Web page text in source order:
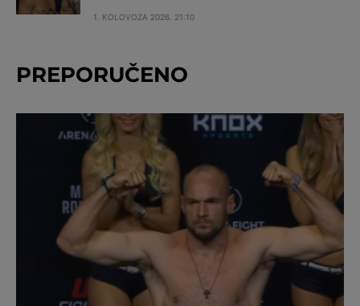
1. KOLOVOZA 2026. 21:10
PREPORUČENO